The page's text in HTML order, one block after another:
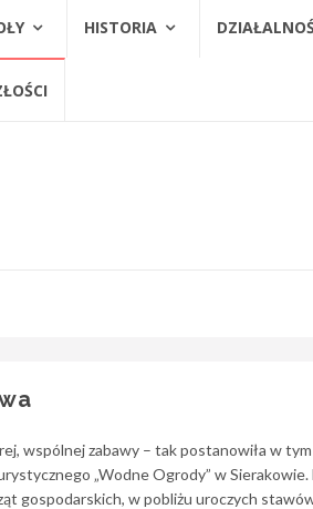
HISTORIA
wspólnej zabawy – tak postanowiła w
„Wodne Ogrody” w
gospodarskich, w pobliżu uroczych